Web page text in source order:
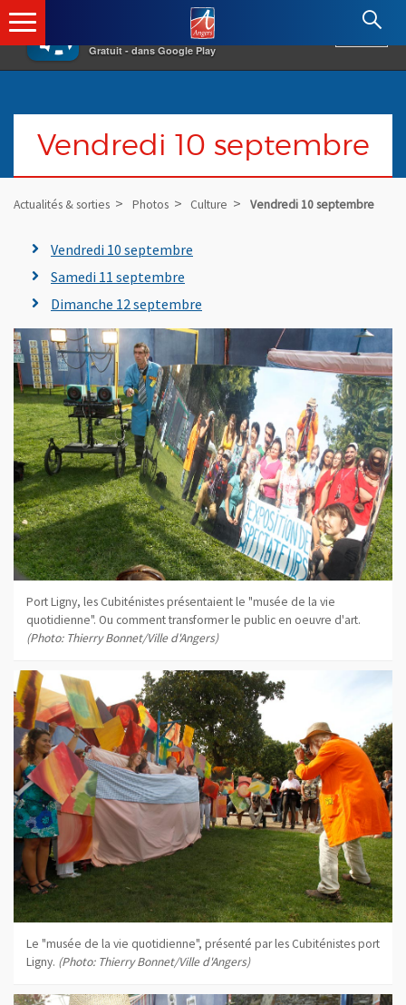
×
Gratuit - dans Google Play
Angers.fr : Retour à l'accueil
Vendredi 10 septembre
Actualités & sorties Photos Culture Vendredi 10 septembre
Vendredi 10 septembre
Samedi 11 septembre
Dimanche 12 septembre
Port Ligny, les Cubiténistes présentaient le "musée de la vie
quotidienne". Ou comment transformer le public en oeuvre d'art.
(Photo: Thierry Bonnet/Ville d'Angers)
Le "musée de la vie quotidienne", présenté par les Cubiténistes port
Ligny. (Photo: Thierry Bonnet/Ville d'Angers)